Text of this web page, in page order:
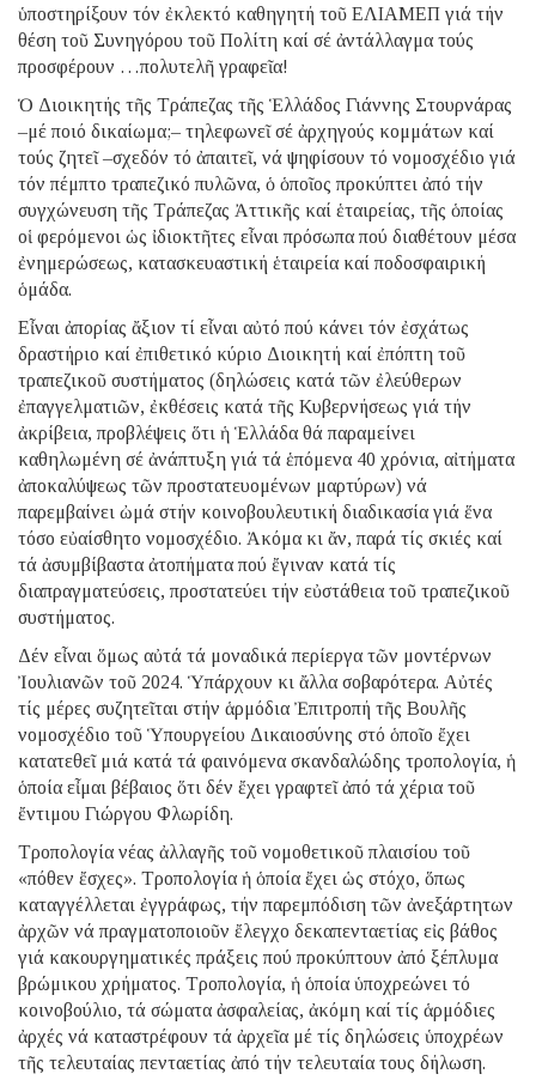
ὑποστηρίξουν τόν ἐκλεκτό καθηγητή τοῦ ΕΛΙΑΜΕΠ γιά τήν
θέση τοῦ Συνηγόρου τοῦ Πολίτη καί σέ ἀντάλλαγμα τούς
προσφέρουν …πολυτελῆ γραφεῖα!
Ὁ Διοικητής τῆς Τράπεζας τῆς Ἑλλάδος Γιάννης Στουρνάρας
–μέ ποιό δικαίωμα;– τηλεφωνεῖ σέ ἀρχηγούς κομμάτων καί
τούς ζητεῖ –σχεδόν τό ἀπαιτεῖ, νά ψηφίσουν τό νομοσχέδιο γιά
τόν πέμπτο τραπεζικό πυλῶνα, ὁ ὁποῖος προκύπτει ἀπό τήν
συγχώνευση τῆς Τράπεζας Ἀττικῆς καί ἑταιρείας, τῆς ὁποίας
οἱ φερόμενοι ὡς ἰδιοκτῆτες εἶναι πρόσωπα πού διαθέτουν μέσα
ἐνημερώσεως, κατασκευαστική ἑταιρεία καί ποδοσφαιρική
ὁμάδα.
Εἶναι ἀπορίας ἄξιον τί εἶναι αὐτό πού κάνει τόν ἐσχάτως
δραστήριο καί ἐπιθετικό κύριο Διοικητή καί ἐπόπτη τοῦ
τραπεζικοῦ συστήματος (δηλώσεις κατά τῶν ἐλεύθερων
ἐπαγγελματιῶν, ἐκθέσεις κατά τῆς Κυβερνήσεως γιά τήν
ἀκρίβεια, προβλέψεις ὅτι ἡ Ἑλλάδα θά παραμείνει
καθηλωμένη σέ ἀνάπτυξη γιά τά ἑπόμενα 40 χρόνια, αἰτήματα
ἀποκαλύψεως τῶν προστατευομένων μαρτύρων) νά
παρεμβαίνει ὠμά στήν κοινοβουλευτική διαδικασία γιά ἕνα
τόσο εὐαίσθητο νομοσχέδιο. Ἀκόμα κι ἄν, παρά τίς σκιές καί
τά ἀσυμβίβαστα ἀτοπήματα πού ἔγιναν κατά τίς
διαπραγματεύσεις, προστατεύει τήν εὐστάθεια τοῦ τραπεζικοῦ
συστήματος.
Δέν εἶναι ὅμως αὐτά τά μοναδικά περίεργα τῶν μοντέρνων
Ἰουλιανῶν τοῦ 2024. Ὑπάρχουν κι ἄλλα σοβαρότερα. Αὐτές
τίς μέρες συζητεῖται στήν ἁρμόδια Ἐπιτροπή τῆς Βουλῆς
νομοσχέδιο τοῦ Ὑπουργείου Δικαιοσύνης στό ὁποῖο ἔχει
κατατεθεῖ μιά κατά τά φαινόμενα σκανδαλώδης τροπολογία, ἡ
ὁποία εἶμαι βέβαιος ὅτι δέν ἔχει γραφτεῖ ἀπό τά χέρια τοῦ
ἔντιμου Γιώργου Φλωρίδη.
Τροπολογία νέας ἀλλαγῆς τοῦ νομοθετικοῦ πλαισίου τοῦ
«πόθεν ἔσχες». Τροπολογία ἡ ὁποία ἔχει ὡς στόχο, ὅπως
καταγγέλλεται ἐγγράφως, τήν παρεμπόδιση τῶν ἀνεξάρτητων
ἀρχῶν νά πραγματοποιοῦν ἔλεγχο δεκαπενταετίας εἰς βάθος
γιά κακουργηματικές πράξεις πού προκύπτουν ἀπό ξέπλυμα
βρώμικου χρήματος. Τροπολογία, ἡ ὁποία ὑποχρεώνει τό
κοινοβούλιο, τά σώματα ἀσφαλείας, ἀκόμη καί τίς ἁρμόδιες
ἀρχές νά καταστρέφουν τά ἀρχεῖα μέ τίς δηλώσεις ὑποχρέων
τῆς τελευταίας πενταετίας ἀπό τήν τελευταία τους δήλωση.